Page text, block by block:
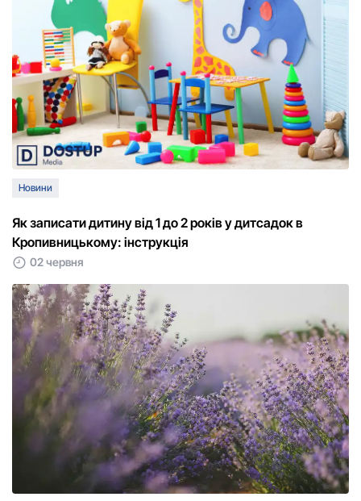
Новини
Як записати дитину від 1 до 2 років у дитсадок в
Кропивницькому: інструкція
02 червня